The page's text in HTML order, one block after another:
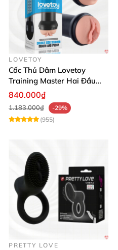
LOVETOY
Cốc Thủ Dâm Lovetoy
Training Master Hai Đầu
Siêu Thật, Tăng Khoái Cảm
840.000₫
1.183.000₫
-29%
(955)
PRETTY LOVE